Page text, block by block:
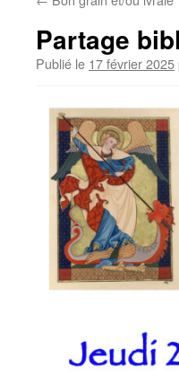
Partage
Publié le 17 février 2025